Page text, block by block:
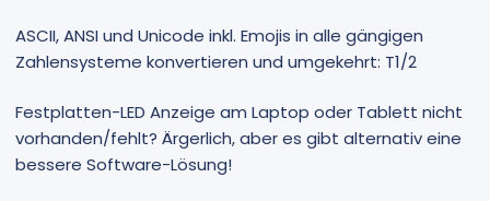
ASCII, ANSI und Unicode inkl. Emojis in alle gängigen
Zahlensysteme konvertieren und umgekehrt: T1/2
Festplatten-LED Anzeige am Laptop oder Tablett nicht
vorhanden/fehlt? Ärgerlich, aber es gibt alternativ eine
bessere Software-Lösung!